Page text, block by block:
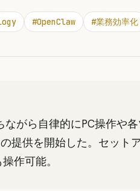
#OpenClaw #業務効率化
がら自律的にPC操作や
提供を開始した。セット
作可能。